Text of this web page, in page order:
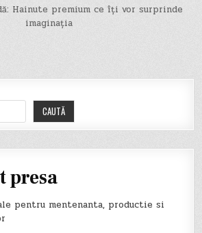
Hainute premium ce îți vor surprinde
imaginația
CAUTĂ
presa
pentru mentenanta, productie si